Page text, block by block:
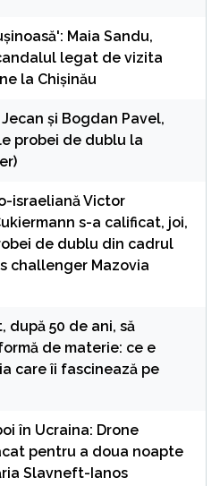
Maia Sandu,
legat de vizita
la Chișinău
şi Bogdan Pavel,
probei de dublu la
israeliană Victor
s-a calificat, joi,
de dublu din cadrul
challenger Mazovia
după 50 de ani, să
de materie: ce e
care îi fascinează pe
în Ucraina: Drone
pentru a doua noapte
Slavneft-Ianos